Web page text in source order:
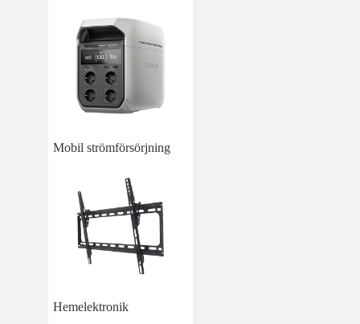
Mobil strömförsörjning
Hemelektronik